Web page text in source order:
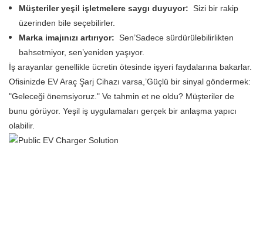
Müşteriler yeşil işletmelere saygı duyuyor: Sizi bir rakip
üzerinden bile seçebilirler.
Marka imajınızı artırıyor: Sen’Sadece sürdürülebilirlikten
bahsetmiyor, sen’yeniden yaşıyor.
İş arayanlar genellikle ücretin ötesinde işyeri faydalarına bakarlar.
Ofisinizde EV Araç Şarj Cihazı varsa,’Güçlü bir sinyal göndermek:
"Geleceği önemsiyoruz." Ve tahmin et ne oldu? Müşteriler de
bunu görüyor. Yeşil iş uygulamaları gerçek bir anlaşma yapıcı
olabilir.